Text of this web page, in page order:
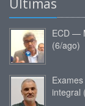
Últimas
ECD —
(6/ago)
integral